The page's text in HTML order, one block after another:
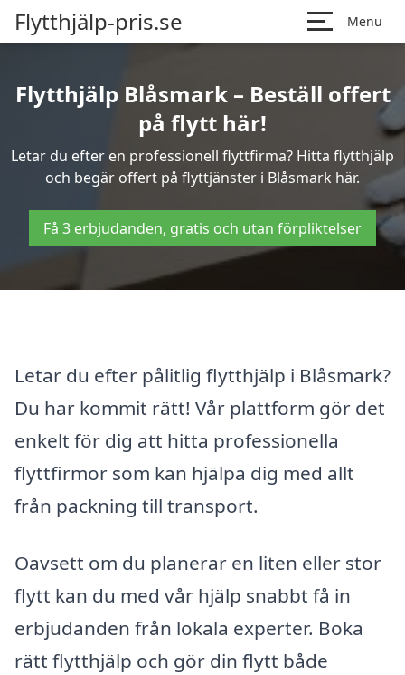
Flytthjälp-pris.se Menu
Flytthjälp Blåsmark – Beställ offert
på flytt här!
Letar du efter en professionell flyttfirma? Hitta flytthjälp
och begär offert på flyttjänster i Blåsmark här.
Få 3 erbjudanden, gratis och utan förpliktelser
Letar du efter pålitlig flytthjälp i Blåsmark?
Du har kommit rätt! Vår plattform gör det
enkelt för dig att hitta professionella
flyttfirmor som kan hjälpa dig med allt
från packning till transport.
Oavsett om du planerar en liten eller stor
flytt kan du med vår hjälp snabbt få in
erbjudanden från lokala experter. Boka
rätt flytthjälp och gör din flytt både